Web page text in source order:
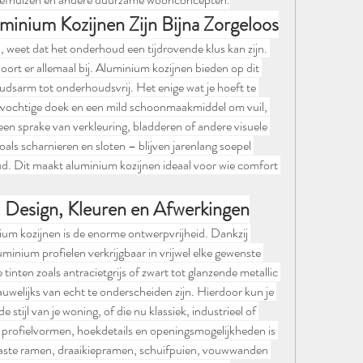
Kozijnen Zijn Bijna Zorgeloos
dat het onderhoud een tijdrovende klus kan zijn.
er allemaal bij. Aluminium kozijnen bieden op dit
tot onderhoudsvrij. Het enige wat je hoeft te
doek en een mild schoonmaakmiddel om vuil,
sprake van verkleuring, bladderen of andere visuele
scharnieren en sloten – blijven jarenlang soepel
Dit maakt aluminium kozijnen ideaal voor wie comfort
Kleuren en Afwerkingen
kozijnen is de enorme ontwerpvrijheid. Dankzij
profielen verkrijgbaar in vrijwel elke gewenste
zoals antracietgrijs of zwart tot glanzende metallic
van echt te onderscheiden zijn. Hierdoor kun je
stijl van je woning, of die nu klassiek, industrieel of
hoekdetails en openingsmogelijkheden is
ramen, draaikiepramen, schuifpuien, vouwwanden